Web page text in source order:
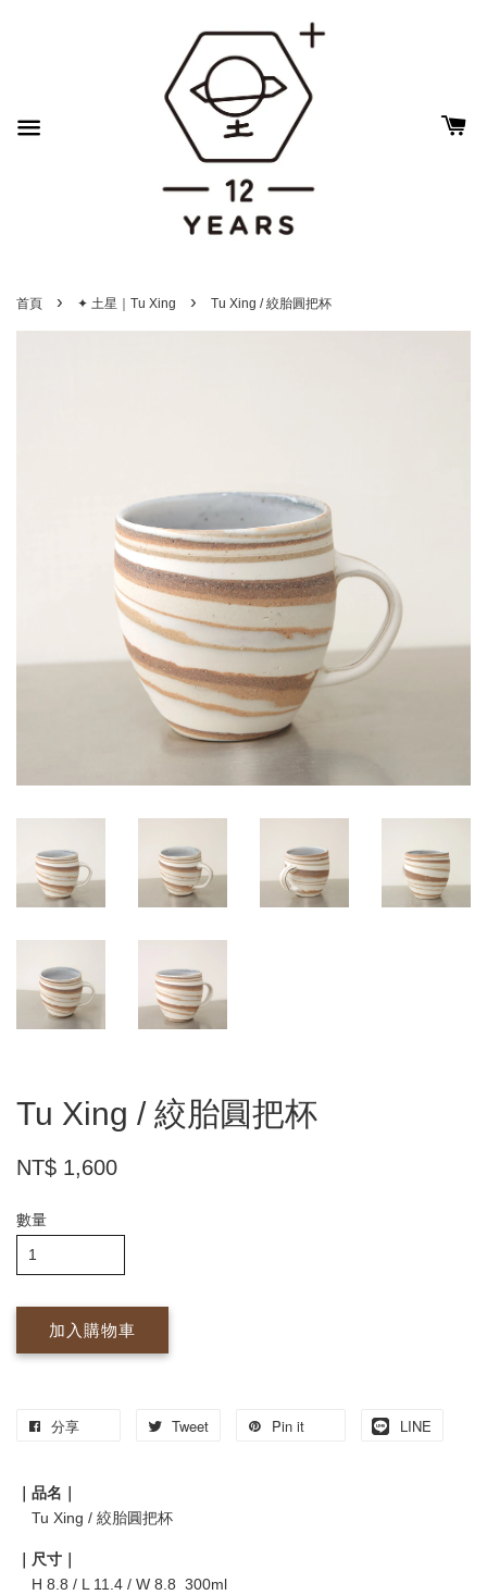
首頁 › ✦ 土星｜Tu Xing › Tu Xing / 絞胎圓把杯
Tu Xing / 絞胎圓把杯
NT$ 1,600
數量
加入購物車
分享 Tweet Pin it LINE
｜品名｜
Tu Xing / 絞胎圓把杯
｜尺寸｜
H 8.8 / L 11.4 / W 8.8 300ml